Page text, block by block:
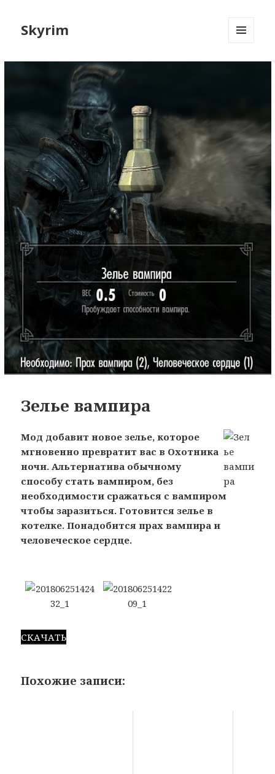
Skyrim
Зелье вампира
Мод добавит новое зелье, которое
мгновенно превратит вас в Охотника
ночи. Альтернатива обычному
способу стать вампиром, без
необходимости сражаться с вампиром
чтобы заразиться. Готовится зелье в
котелке. Понадобится прах вампира и
человеческое сердце.
СКАЧАТЬ
Похожие записи: